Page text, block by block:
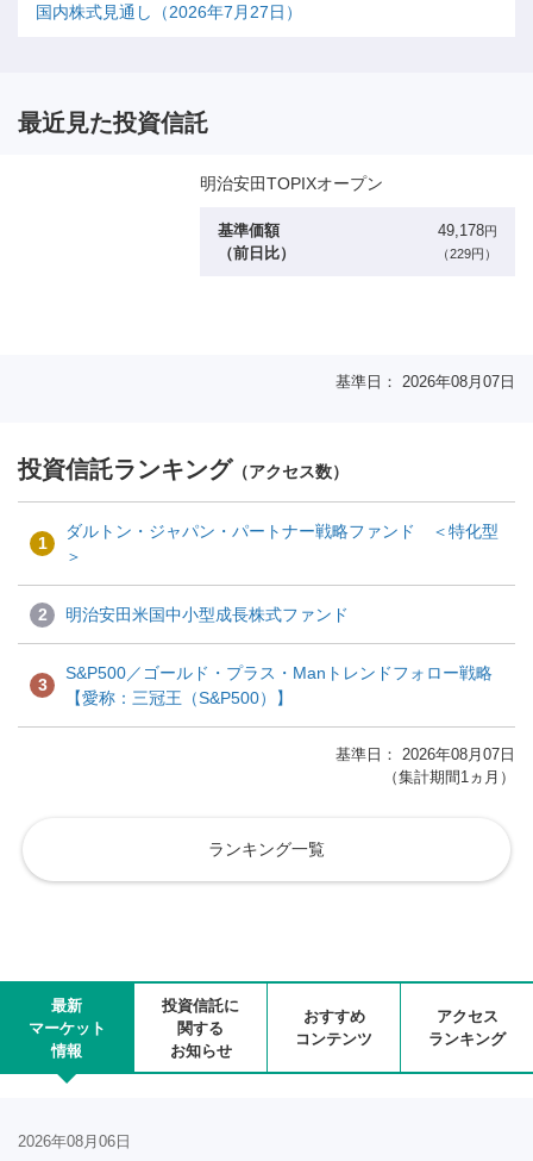
国内株式見通し（2026年7月27日）
最近見た投資信託
明治安田TOPIXオープン
基準価額
（前日比）
49,178円
（229円）
基準日： 2026年08月07日
投資信託ランキング （アクセス数）
1
ダルトン・ジャパン・パートナー戦略ファンド ＜特化型
＞
2 明治安田米国中小型成長株式ファンド
3
S&P500／ゴールド・プラス・Manトレンドフォロー戦略
【愛称：三冠王（S&P500）】
基準日： 2026年08月07日
（集計期間1ヵ月）
ランキング一覧
最新
マーケット
情報
投資信託に
関する
お知らせ
おすすめ
コンテンツ
アクセス
ランキング
2026年08月06日